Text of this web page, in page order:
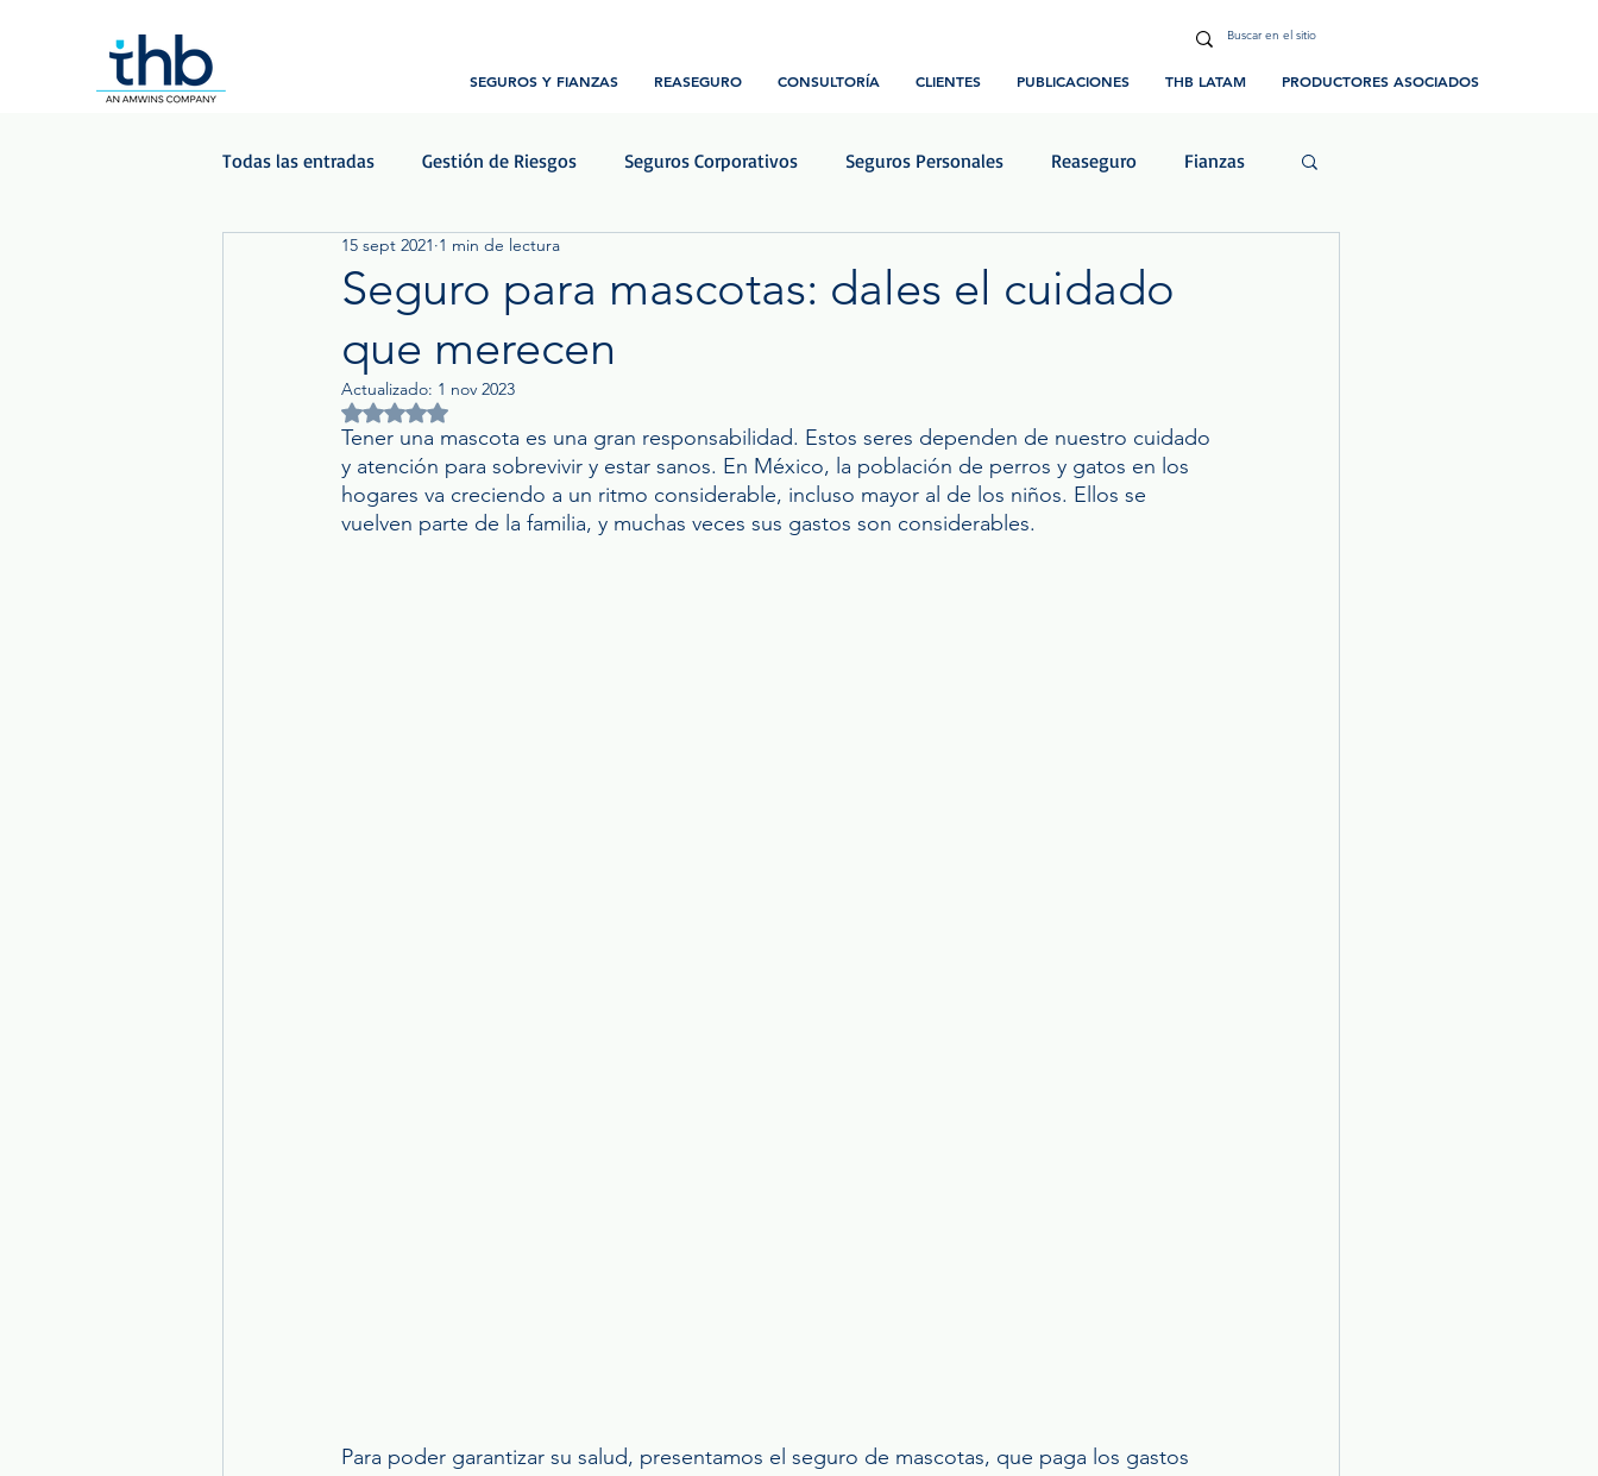
SEGUROS Y FIANZAS REASEGURO CONSULTORÍA CLIENTES PUBLICACIONES THB LATAM PRODUCTORES ASOCIADOS
Todas las entradas Gestión de Riesgos Seguros Corporativos Seguros Personales Reaseguro Fianzas
Beneficios para empleados Transporte y Logística
Podcast - Las Voces del Seguro
Seguro para mascotas: dales el cuidado
que merecen
15 sept 2021 1 min de lectura
Actualizado: 1 nov 2023
Obtuvo NaN de 5 estrellas.
Tener una mascota es una gran responsabilidad. Estos seres dependen de nuestro cuidado
y atención para sobrevivir y estar sanos. En México, la población de perros y gatos en los
hogares va creciendo a un ritmo considerable, incluso mayor al de los niños. Ellos se
vuelven parte de la familia, y muchas veces sus gastos son considerables.
Para poder garantizar su salud, presentamos el seguro de mascotas, que paga los gastos